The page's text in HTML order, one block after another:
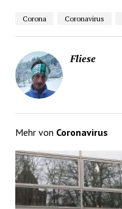
Corona Coronavirus
Fliese
Mehr von Coronavirus